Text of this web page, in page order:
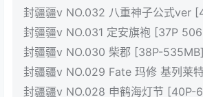
封疆疆v NO.032 八重神子公式ver
封疆疆v NO.031 定安旗袍 [37P
封疆疆v NO.030 柴郡 [38P-535MB]
封疆疆v NO.029 Fate 玛修 基列莱
封疆疆v NO.028 申鹤海灯节 [40P-